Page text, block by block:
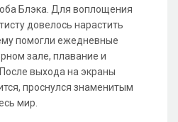
Блэка. Для воплощения
довелось нарастить
помогли ежедневные
зале, плавание и
выхода на экраны
проснулся знаменитым
мир.